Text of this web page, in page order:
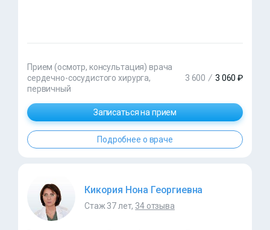
Прием (осмотр, консультация) врача
сердечно-сосудистого хирурга,
первичный
3 600 / 3 060 ₽
Записаться на прием
Подробнее о враче
Кикория Нона Георгиевна
Стаж 37 лет, 34 отзыва